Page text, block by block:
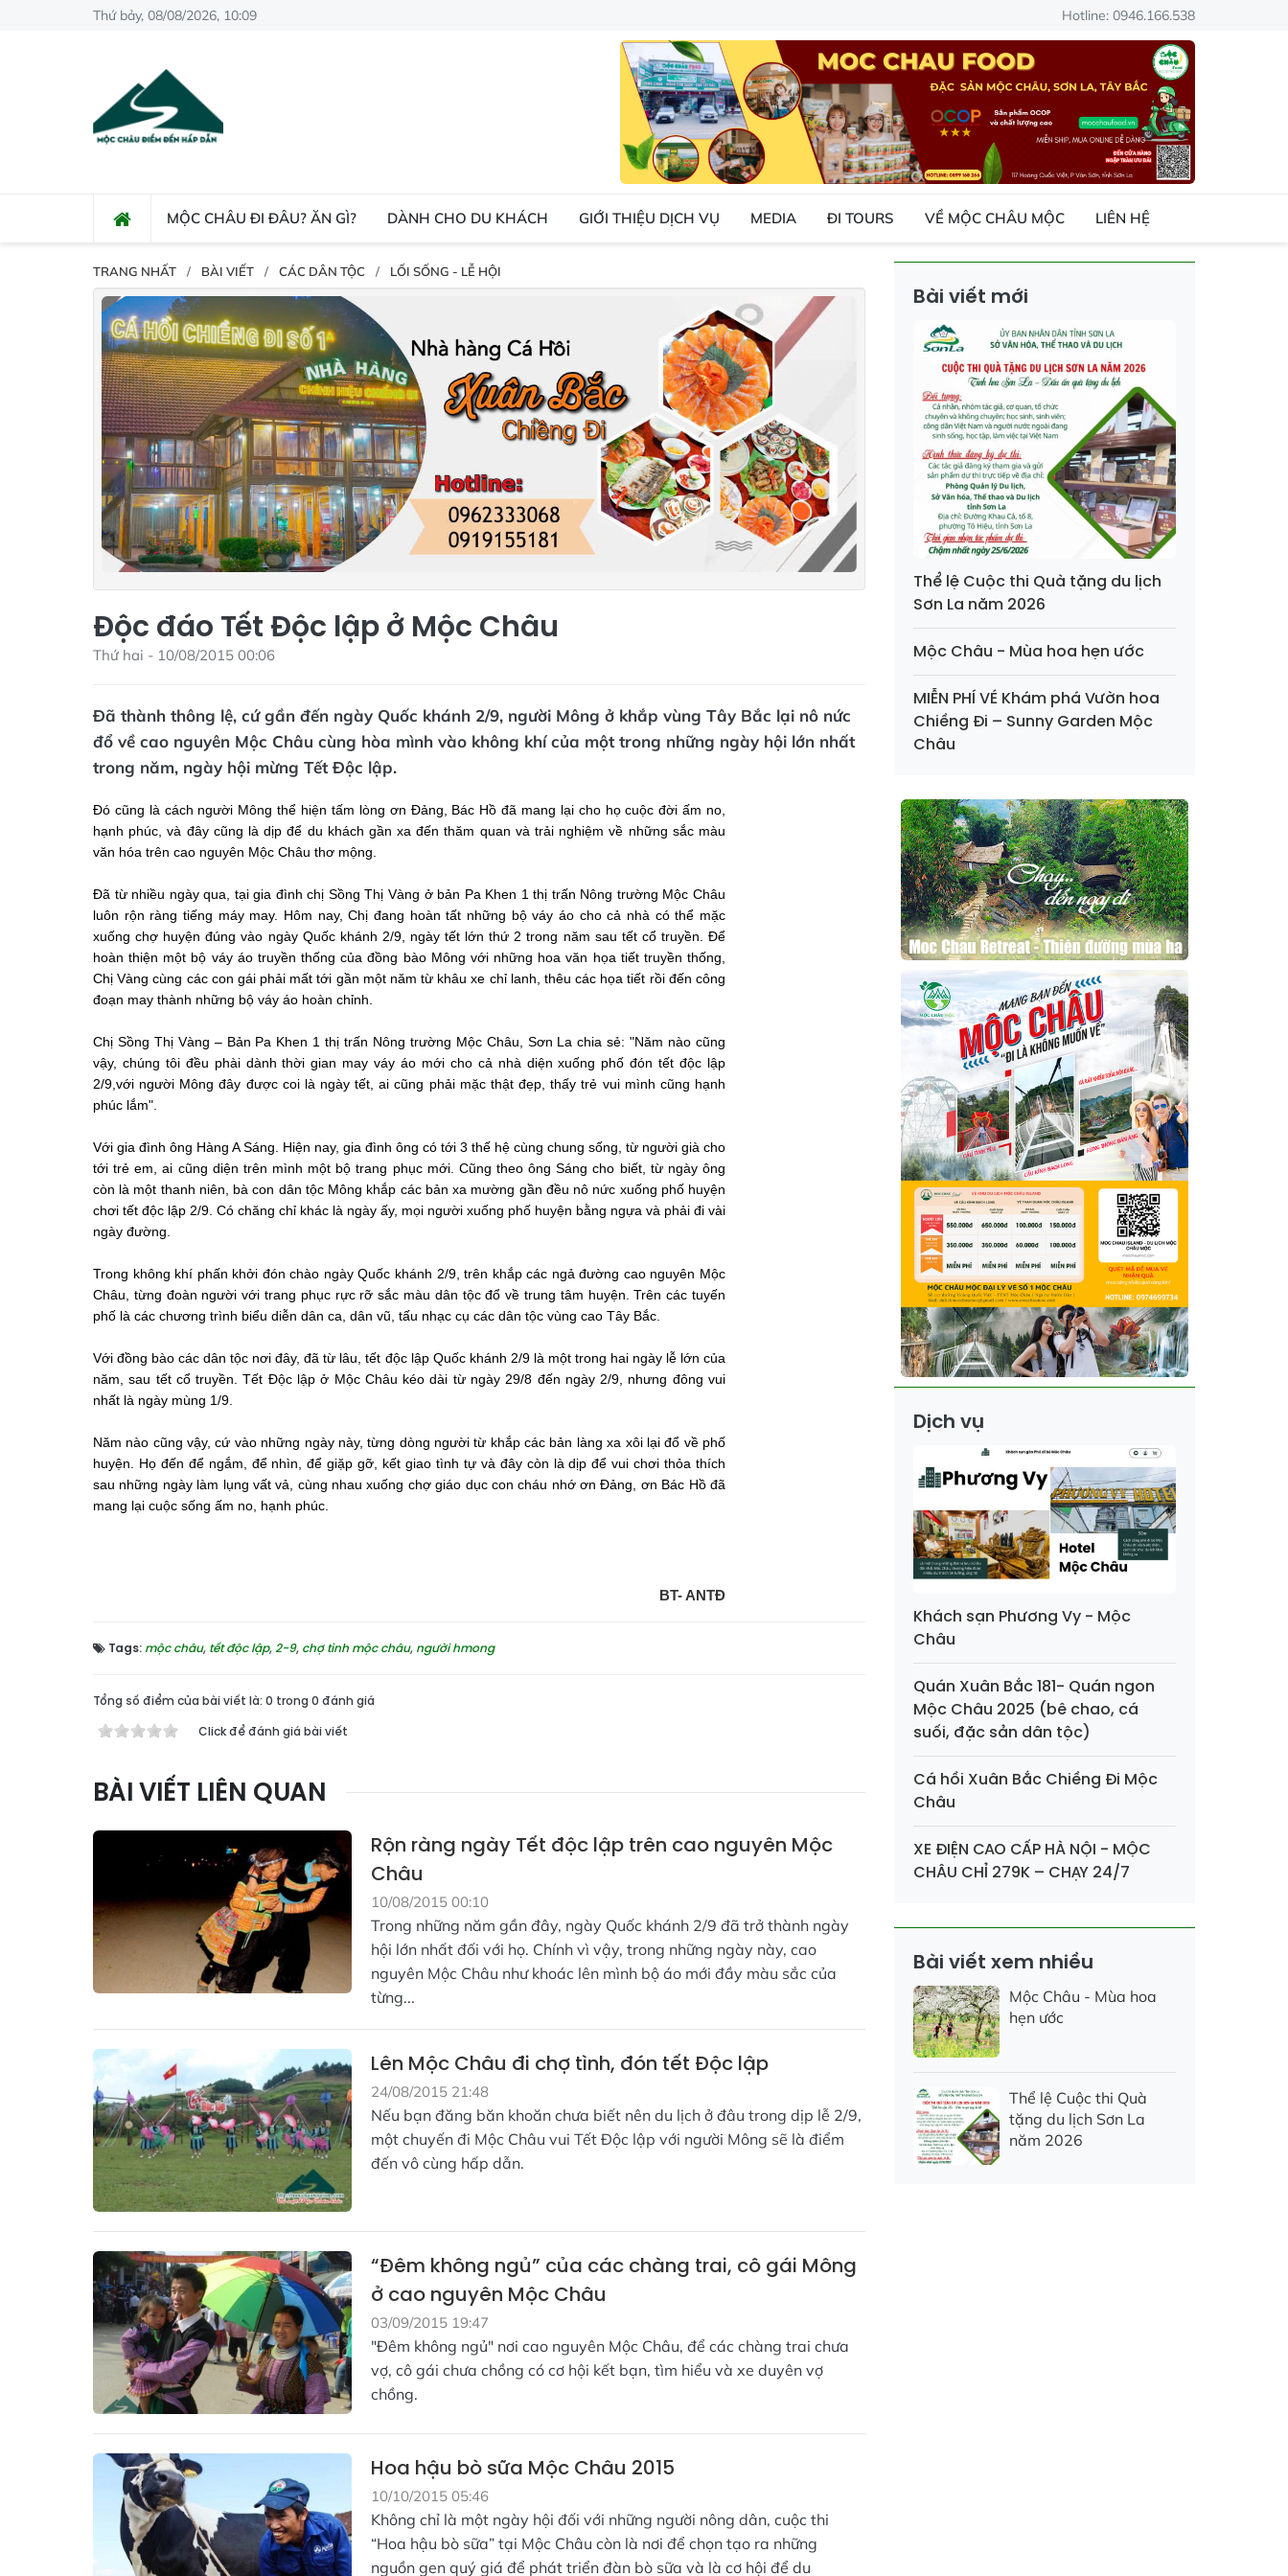
Thứ bảy, 08/08/2026, 10:09 Hotline: 0946.166.538
MỘC CHÂU ĐI ĐÂU? ĂN GÌ? DÀNH CHO DU KHÁCH GIỚI THIỆU DỊCH VỤ MEDIA ĐI TOURS VỀ MỘC CHÂU MỘC LIÊN HỆ
TRANG NHẤT BÀI VIẾT CÁC DÂN TỘC LỐI SỐNG - LỄ HỘI
Độc đáo Tết Độc lập ở Mộc Châu
Thứ hai - 10/08/2015 00:06
Đã thành thông lệ, cứ gần đến ngày Quốc khánh 2/9, người Mông ở khắp vùng Tây Bắc lại nô nức
đổ về cao nguyên Mộc Châu cùng hòa mình vào không khí của một trong những ngày hội lớn nhất
trong năm, ngày hội mừng Tết Độc lập.
Đó cũng là cách người Mông thể hiện tấm lòng ơn Đảng, Bác Hồ đã mang lại cho họ cuộc đời ấm no,
hạnh phúc, và đây cũng là dịp để du khách gần xa đến thăm quan và trải nghiệm về những sắc màu
văn hóa trên cao nguyên Mộc Châu thơ mộng.
Đã từ nhiều ngày qua, tại gia đình chị Sồng Thị Vàng ở bản Pa Khen 1 thị trấn Nông trường Mộc Châu
luôn rộn ràng tiếng máy may. Hôm nay, Chị đang hoàn tất những bộ váy áo cho cả nhà có thể mặc
xuống chợ huyện đúng vào ngày Quốc khánh 2/9, ngày tết lớn thứ 2 trong năm sau tết cổ truyền. Để
hoàn thiện một bộ váy áo truyền thống của đồng bào Mông với những hoa văn họa tiết truyền thống,
Chị Vàng cùng các con gái phải mất tới gần một năm từ khâu xe chỉ lanh, thêu các họa tiết rồi đến công
đoạn may thành những bộ váy áo hoàn chỉnh.
Chị Sồng Thị Vàng – Bản Pa Khen 1 thị trấn Nông trường Mộc Châu, Sơn La chia sẻ: "Năm nào cũng
vậy, chúng tôi đều phài dành thời gian may váy áo mới cho cả nhà diện xuống phố đón tết độc lập
2/9,với người Mông đây được coi là ngày tết, ai cũng phải mặc thật đẹp, thấy trẻ vui mình cũng hạnh
phúc lắm".
Với gia đình ông Hàng A Sáng. Hiện nay, gia đình ông có tới 3 thế hệ cùng chung sống, từ người già cho
tới trẻ em, ai cũng diện trên mình một bộ trang phục mới. Cũng theo ông Sáng cho biết, từ ngày ông
còn là một thanh niên, bà con dân tộc Mông khắp các bản xa mường gần đều nô nức xuống phố huyện
chơi tết độc lập 2/9. Có chăng chỉ khác là ngày ấy, mọi người xuống phố huyện bằng ngựa và phải đi vài
ngày đường.
Trong không khí phấn khởi đón chào ngày Quốc khánh 2/9, trên khắp các ngả đường cao nguyên Mộc
Châu, từng đoàn người với trang phục rực rỡ sắc màu dân tộc đổ về trung tâm huyện. Trên các tuyến
phố là các chương trình biểu diễn dân ca, dân vũ, tấu nhạc cụ các dân tộc vùng cao Tây Bắc.
Với đồng bào các dân tộc nơi đây, đã từ lâu, tết độc lập Quốc khánh 2/9 là một trong hai ngày lễ lớn của
năm, sau tết cổ truyền. Tết Độc lập ở Mộc Châu kéo dài từ ngày 29/8 đến ngày 2/9, nhưng đông vui
nhất là ngày mùng 1/9.
Năm nào cũng vậy, cứ vào những ngày này, từng dòng người từ khắp các bản làng xa xôi lại đổ về phố
huyện. Họ đến để ngắm, để nhìn, để giặp gỡ, kết giao tình tự và đây còn là dịp để vui chơi thỏa thích
sau những ngày làm lụng vất vả, cùng nhau xuống chợ giáo dục con cháu nhớ ơn Đảng, ơn Bác Hồ đã
mang lại cuộc sống ấm no, hạnh phúc.
BT- ANTĐ
Tags: mộc châu, tết độc lập,2-9, chợ tình mộc châu, người hmong
Tổng số điểm của bài viết là: 0 trong 0 đánh giá
Click để đánh giá bài viết
BÀI VIẾT LIÊN QUAN
Rộn ràng ngày Tết độc lập trên cao nguyên Mộc
Châu
10/08/2015 00:10
Trong những năm gần đây, ngày Quốc khánh 2/9 đã trở thành ngày
hội lớn nhất đối với họ. Chính vì vậy, trong những ngày này, cao
nguyên Mộc Châu như khoác lên mình bộ áo mới đầy màu sắc của
từng...
Lên Mộc Châu đi chợ tình, đón tết Độc lập
24/08/2015 21:48
Nếu bạn đăng băn khoăn chưa biết nên du lịch ở đâu trong dịp lễ 2/9,
một chuyến đi Mộc Châu vui Tết Độc lập với người Mông sẽ là điểm
đến vô cùng hấp dẫn.
“Đêm không ngủ” của các chàng trai, cô gái Mông
ở cao nguyên Mộc Châu
03/09/2015 19:47
"Đêm không ngủ" nơi cao nguyên Mộc Châu, để các chàng trai chưa
vợ, cô gái chưa chồng có cơ hội kết bạn, tìm hiểu và xe duyên vợ
chồng.
Hoa hậu bò sữa Mộc Châu 2015
10/10/2015 05:46
Không chỉ là một ngày hội đối với những người nông dân, cuộc thi
“Hoa hậu bò sữa” tại Mộc Châu còn là nơi để chọn tạo ra những
nguồn gen quý giá để phát triển đàn bò sữa và là cơ hội để du
Bài viết mới
Thể lệ Cuộc thi Quà tặng du lịch
Sơn La năm 2026
Mộc Châu - Mùa hoa hẹn ước
MIỄN PHÍ VÉ Khám phá Vườn hoa
Chiềng Đi – Sunny Garden Mộc
Châu
Dịch vụ
Khách sạn Phương Vy - Mộc
Châu
Quán Xuân Bắc 181- Quán ngon
Mộc Châu 2025 (bê chao, cá
suối, đặc sản dân tộc)
Cá hồi Xuân Bắc Chiềng Đi Mộc
Châu
XE ĐIỆN CAO CẤP HÀ NỘI - MỘC
CHÂU CHỈ 279K – CHẠY 24/7
Bài viết xem nhiều
Mộc Châu - Mùa hoa
hẹn ước
Thể lệ Cuộc thi Quà
tặng du lịch Sơn La
năm 2026